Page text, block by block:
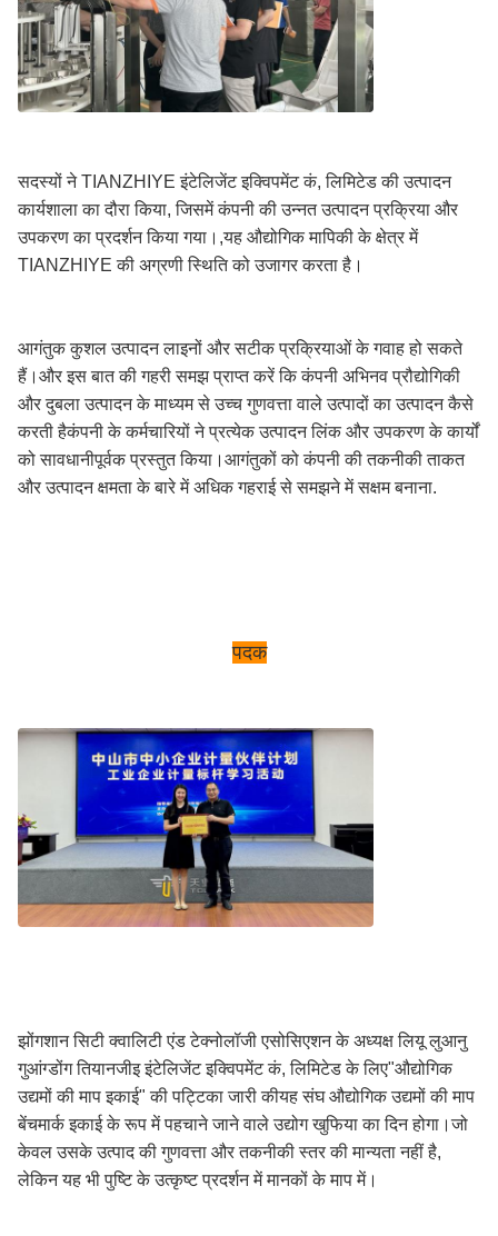
सदस्यों ने TIANZHIYE इंटेलिजेंट इक्विपमेंट कं, लिमिटेड की उत्पादन
कार्यशाला का दौरा किया, जिसमें कंपनी की उन्नत उत्पादन प्रक्रिया और
उपकरण का प्रदर्शन किया गया।,यह औद्योगिक मापिकी के क्षेत्र में
TIANZHIYE की अग्रणी स्थिति को उजागर करता है।
आगंतुक कुशल उत्पादन लाइनों और सटीक प्रक्रियाओं के गवाह हो सकते
हैं।और इस बात की गहरी समझ प्राप्त करें कि कंपनी अभिनव प्रौद्योगिकी
और दुबला उत्पादन के माध्यम से उच्च गुणवत्ता वाले उत्पादों का उत्पादन कैसे
करती हैकंपनी के कर्मचारियों ने प्रत्येक उत्पादन लिंक और उपकरण के कार्यों
को सावधानीपूर्वक प्रस्तुत किया।आगंतुकों को कंपनी की तकनीकी ताकत
और उत्पादन क्षमता के बारे में अधिक गहराई से समझने में सक्षम बनाना.
पदक
झोंगशान सिटी क्वालिटी एंड टेक्नोलॉजी एसोसिएशन के अध्यक्ष लियू लुआनु
गुआंग्डोंग तियानजीइ इंटेलिजेंट इक्विपमेंट कं, लिमिटेड के लिए"औद्योगिक
उद्यमों की माप इकाई" की पट्टिका जारी कीयह संघ औद्योगिक उद्यमों की माप
बेंचमार्क इकाई के रूप में पहचाने जाने वाले उद्योग खुफिया का दिन होगा।जो
केवल उसके उत्पाद की गुणवत्ता और तकनीकी स्तर की मान्यता नहीं है,
लेकिन यह भी पुष्टि के उत्कृष्ट प्रदर्शन में मानकों के माप में।